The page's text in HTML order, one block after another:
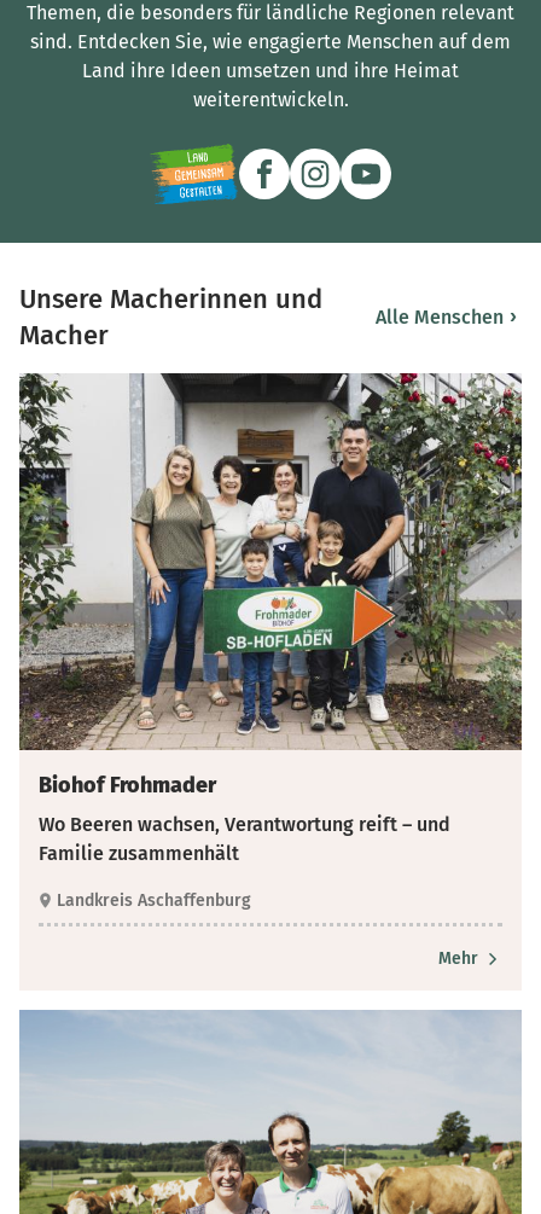
Themen, die besonders für ländliche Regionen relevant
sind. Entdecken Sie, wie engagierte Menschen auf dem
Land ihre Ideen umsetzen und ihre Heimat
weiterentwickeln.
Unsere Macherinnen und
Macher
Alle Menschen ›
Biohof Frohmader
Wo Beeren wachsen, Verantwortung reift – und
Familie zusammenhält
Landkreis Aschaffenburg
Mehr